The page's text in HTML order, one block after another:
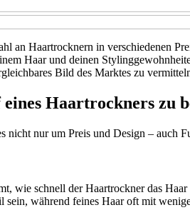
an Haartrocknern in verschiedenen
Haar und deinen
Bild des Marktes zu
Haartrockners zu
nicht nur um Preis und Design –
wie schnell der Haartrockner das
während feines Haar oft mit